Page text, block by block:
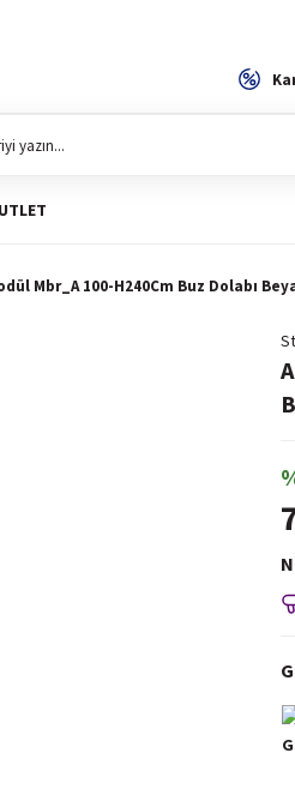
Mbr_A 100-H240Cm Buz Dolabı